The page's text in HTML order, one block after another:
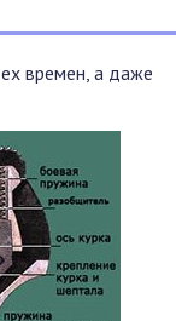
времен, а даже